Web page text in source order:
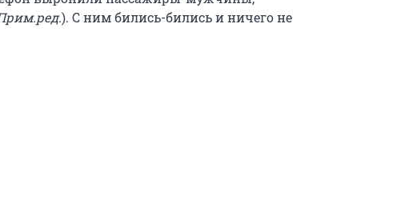
). С ним бились-бились и ничего не